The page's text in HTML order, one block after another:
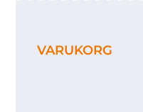
VARUKORG